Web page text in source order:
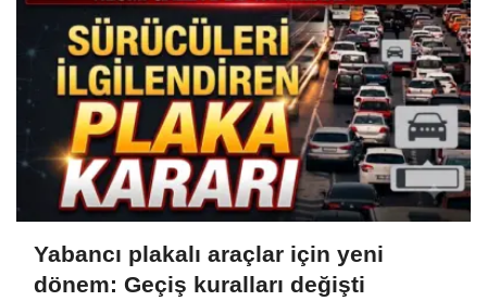
Yabancı plakalı araçlar için yeni
dönem: Geçiş kuralları değişti